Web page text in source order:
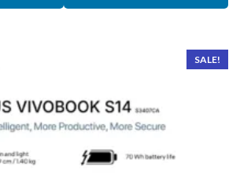
SALE!